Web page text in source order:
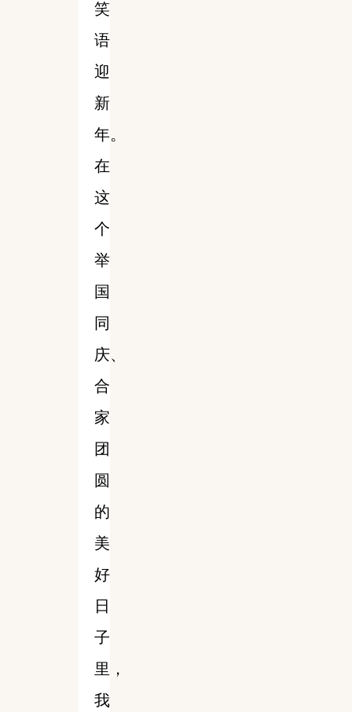
笑
语
迎
新
年。
在
这
个
举
国
同
庆、
合
家
团
圆
的
美
好
日
子
里，
我